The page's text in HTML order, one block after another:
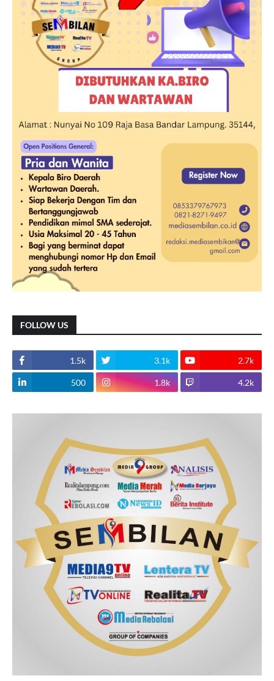
FOLLOW US
1.5k 3.1k 2.7k
500 1.8k 4.2k